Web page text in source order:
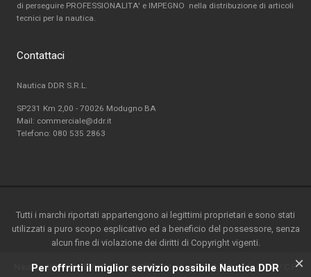
Per offrirti il miglior servizio possibile Nautica DDR ×
di perseguire PROFESSIONALITA' e IMPEGNO nella distribuzione di articoli
tecnici per la nautica.
Contattaci
Nautica DDR S.R.L.
SP231 Km 2,00 - 70026 Modugno BA
Mail: commerciale@ddr.it
Telefono: 080 535 2863
Tutti i marchi riportati appartengono ai legittimi proprietari e sono stati
utilizzati a puro scopo esplicativo ed a beneficio del possessore, senza
alcun fine di violazione dei diritti di Copyright vigenti.
Nautica DDR srl - S.P. 231 km.2-70026 Modugno(BA) - Italy-P.ta IVA / C.F.